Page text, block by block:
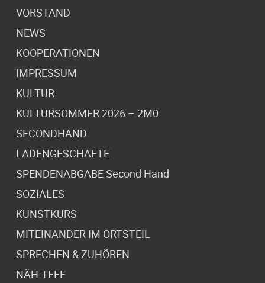
VORSTAND
NEWS
KOOPERATIONEN
IMPRESSUM
KULTUR
KULTURSOMMER 2026 – 2M0
SECONDHAND
LADENGESCHÄFTE
SPENDENABGABE Second Hand
SOZIALES
KUNSTKURS
MITEINANDER IM ORTSTEIL
SPRECHEN & ZUHÖREN
NÄH-TEFF